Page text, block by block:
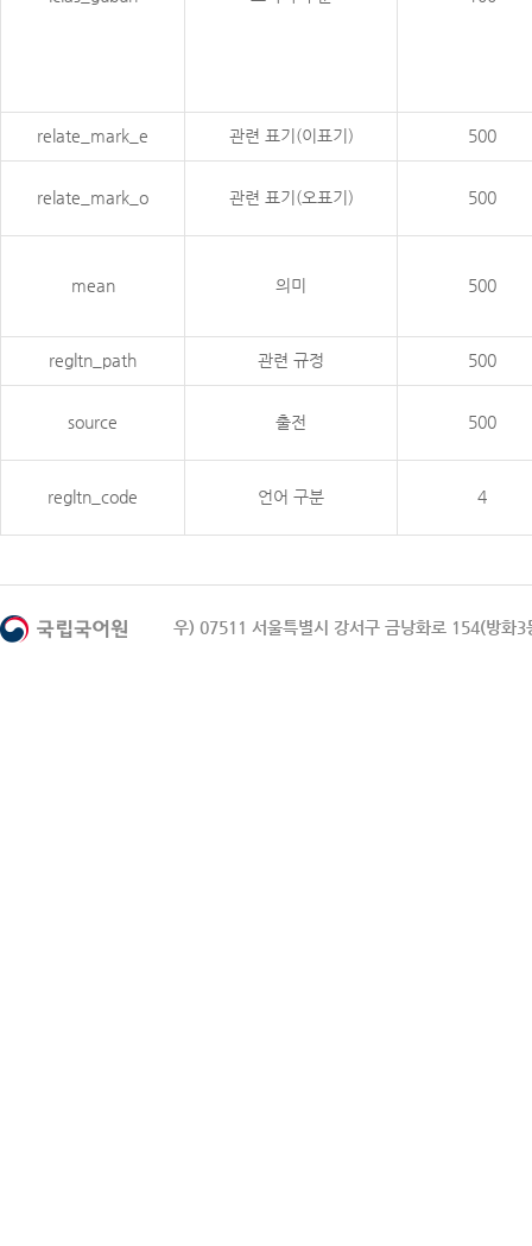
relate_mark_e 관련 표기(이표기) 500
relate_mark_o 관련 표기(오표기) 500
mean 의미 500
regltn_path 관련 규정 500
source 출전 500
regltn_code 언어 구분 4
우) 07511 서울특별시 강서구 금낭화로 154(방화3